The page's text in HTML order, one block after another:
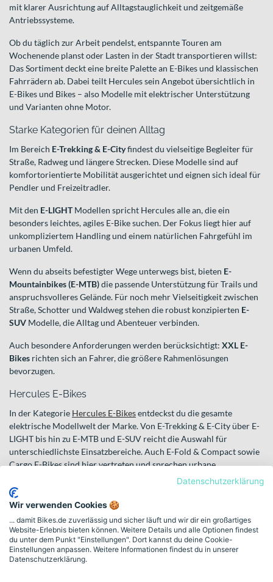
mit klarer Ausrichtung auf Alltagstauglichkeit und zeitgemäße
Antriebssysteme.
Ob du täglich zur Arbeit pendelst, entspannte Touren am
Wochenende planst oder Lasten in der Stadt transportieren willst:
Das Sortiment deckt eine breite Palette an E-Bikes und klassischen
Fahrrädern ab. Dabei teilt Hercules sein Angebot übersichtlich in
E-Bikes und Bikes – also Modelle mit elektrischer Unterstützung
und Varianten ohne Motor.
Starke Kategorien für deinen Alltag
Im Bereich E-Trekking & E-Cityfindest du vielseitige Begleiter für
Straße, Radweg und längere Strecken. Diese Modelle sind auf
komfortorientierte Mobilität ausgerichtet und eignen sich ideal für
Pendler und Freizeitradler.
Mit den E-LIGHTModellen spricht Hercules alle an, die ein
besonders leichtes, agiles E-Bike suchen. Der Fokus liegt hier auf
unkompliziertem Handling und einem natürlichen Fahrgefühl im
urbanen Umfeld.
Wenn du abseits befestigter Wege unterwegs bist, bieten E-
Mountainbikes (E-MTB)die passende Unterstützung für Trails und
anspruchsvolleres Gelände. Für noch mehr Vielseitigkeit zwischen
Straße, Schotter und Waldweg stehen die robust konzipierten E-
SUV Modelle, die Alltag und Abenteuer verbinden.
Auch besondere Anforderungen werden berücksichtigt: XXL E-
Bikes richten sich an Fahrer, die größere Rahmenlösungen
bevorzugen.
Hercules E-Bikes
In der Kategorie Hercules E-Bikesentdeckst du die gesamte
elektrische Modellwelt der Marke. Von E-Trekking & E-City über E-
LIGHT bis hin zu E-MTB und E-SUV reicht die Auswahl für
unterschiedlichste Einsatzbereiche. Auch E-Fold & Compact sowie
Cargo E-Bikes sind hier vertreten und sprechen urbane
Mobilitätskonzepte an. So findest du genau das E-Bike, das zu
deinem Fahrprofil passt – egal ob für den täglichen Arbeitsweg
oder längere Touren.
Welches Hercules passt zu dir?
Die Wahl des richtigen Modells hängt vor allem davon ab, wie und
wo du unterwegs bist. Fährst du überwiegend in der Stadt, können
Datenschutzerklärung
Wir verwenden Cookies 🍪
... damit Bikes.de zuverlässig und sicher läuft und wir dir ein großartiges
Website-Erlebnis bieten können. Weitere Details und alle Optionen findest
du unter dem Punkt "Einstellungen". Dort kannst du deine Cookie-
Einstellungen anpassen. Weitere Informationen findest du in unserer
Datenschutzerklärung.